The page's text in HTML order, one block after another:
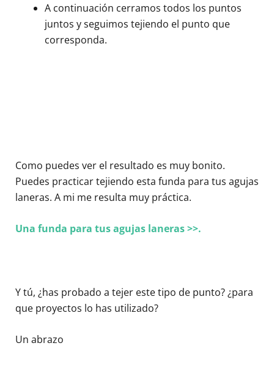
A continuación cerramos todos los puntos
juntos y seguimos tejiendo el punto que
corresponda.
Como puedes ver el resultado es muy bonito.
Puedes practicar tejiendo esta funda para tus agujas
laneras. A mi me resulta muy práctica.
Una funda para tus agujas laneras >>.
Y tú, ¿has probado a tejer este tipo de punto? ¿para
que proyectos lo has utilizado?
Un abrazo